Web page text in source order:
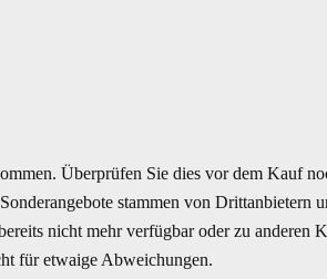
Überprüfen Sie dies vor dem Kauf
stammen von Drittanbietern
nicht mehr verfügbar oder zu anderen
für etwaige Abweichungen.